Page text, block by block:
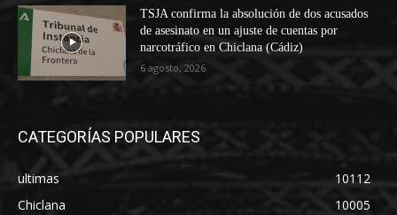
TSJA confirma la absolución de dos acusados
de asesinato en un ajuste de cuentas por
narcotráfico en Chiclana (Cádiz)
6 agosto, 2026
CATEGORÍAS POPULARES
ultimas
10112
Chiclana
10005